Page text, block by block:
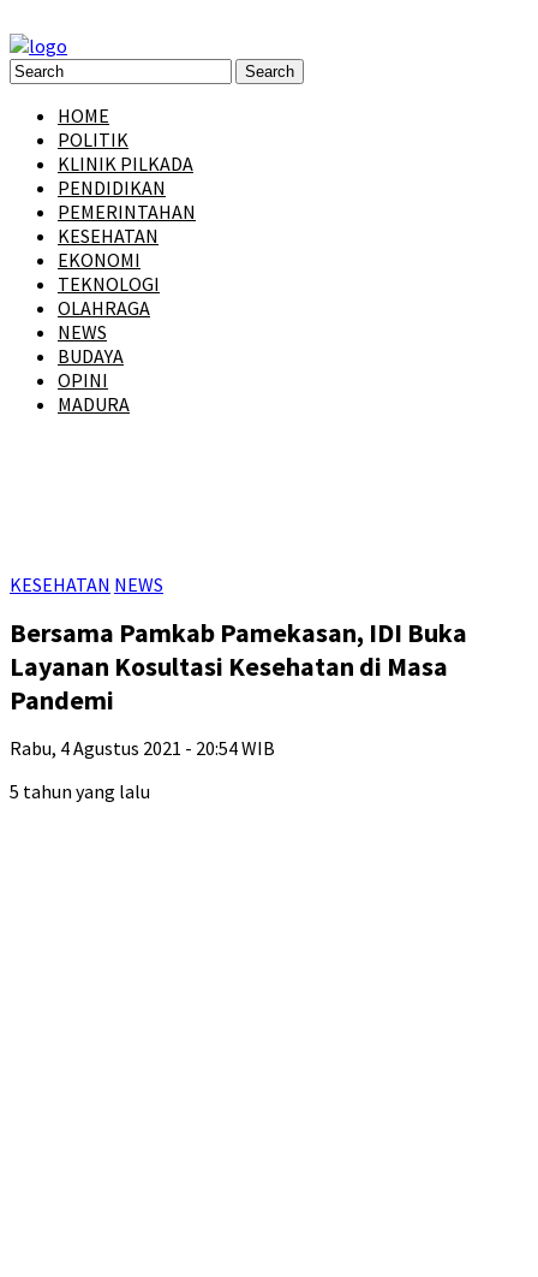
HOME
POLITIK
KLINIK PILKADA
PENDIDIKAN
PEMERINTAHAN
KESEHATAN
EKONOMI
TEKNOLOGI
OLAHRAGA
NEWS
BUDAYA
OPINI
MADURA
KESEHATAN NEWS
Bersama Pamkab Pamekasan, IDI Buka
Layanan Kosultasi Kesehatan di Masa
Pandemi
Rabu, 4 Agustus 2021 - 20:54 WIB
5 tahun yang lalu